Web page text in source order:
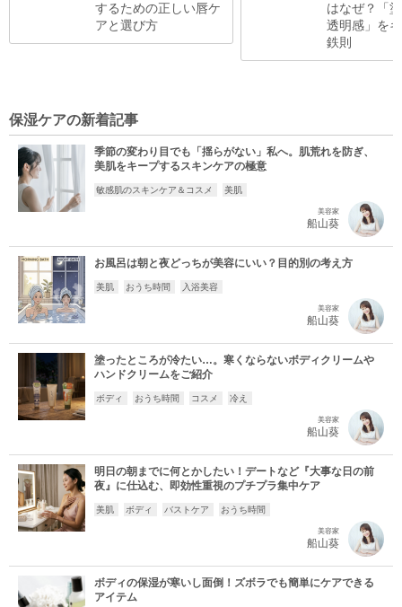
するための正しい唇ケ
アと選び方
はなぜ？「
透明感」を
鉄則
保湿ケアの新着記事
季節の変わり目でも「揺らがない」私へ。肌荒れを防ぎ、
美肌をキープするスキンケアの極意
敏感肌のスキンケア＆コスメ 美肌
美容家
船山葵
お風呂は朝と夜どっちが美容にいい？目的別の考え方
美肌 おうち時間 入浴美容
美容家
船山葵
塗ったところが冷たい…。寒くならないボディクリームや
ハンドクリームをご紹介
ボディ おうち時間 コスメ 冷え
美容家
船山葵
明日の朝までに何とかしたい！デートなど『大事な日の前
夜』に仕込む、即効性重視のプチプラ集中ケア
美肌 ボディ バストケア おうち時間
美容家
船山葵
ボディの保湿が寒いし面倒！ズボラでも簡単にケアできる
アイテム